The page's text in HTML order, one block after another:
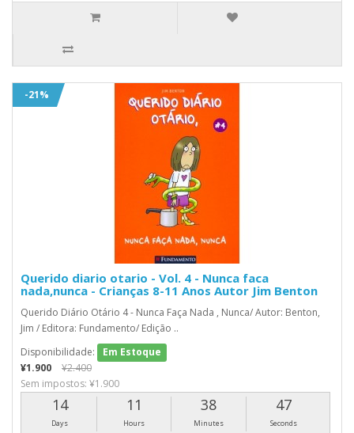
-21%
Querido diario otario - Vol. 4 - Nunca faca
nada,nunca - Crianças 8-11 Anos Autor Jim Benton
Querido Diário Otário 4 - Nunca Faça Nada , Nunca/ Autor: Benton,
Jim / Editora: Fundamento/ Edição ..
Disponibilidade:
Em Estoque
¥1.900
¥2.400
Sem impostos: ¥1.900
14
Days
11
Hours
38
Minutes
46
Seconds